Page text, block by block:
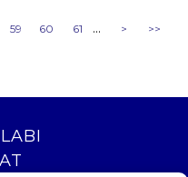
59 60 61 ... > >>